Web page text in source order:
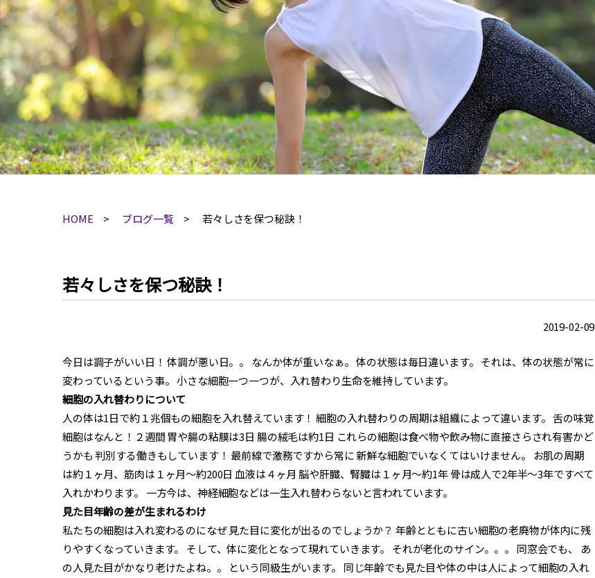
HOME ブログ一覧 若々しさを保つ秘訣！
若々しさを保つ秘訣！
2019-02-09
今日は調子がいい日！ 体調が悪い日。。 なんか体が重いなぁ。 体の状態は毎日違います。 それは、体の状態が常に
変わっているという事。 小さな細胞一つ一つが、入れ替わり生命を維持しています。
細胞の入れ替わりについて
人の体は1日で約１兆個もの細胞を入れ替えています！ 細胞の入れ替わりの周期は組織によって違います。 舌の味覚
細胞はなんと！２週間 胃や腸の粘膜は3日 腸の絨毛は約1日 これらの細胞は食べ物や飲み物に直接さらされ有害かど
うかも 判別する働きもしています！ 最前線で激務ですから常に 新鮮な細胞でいなくてはいけません。 お肌の周期
は約１ヶ月、筋肉は１ヶ月〜約200日 血液は４ヶ月 脳や肝臓、腎臓は１ヶ月〜約1年 骨は成人で2年半〜3年ですべて
入れかわります。 一方今は、神経細胞などは一生入れ替わらないと言われています。
見た目年齢の差が生まれるわけ
私たちの細胞は入れ変わるのになぜ 見た目に変化が出るのでしょうか？ 年齢とともに古い細胞の老廃物が体内に残
りやすくなっていきます。 そして、体に変化となって現れていきます。 それが老化のサイン。。。 同窓会でも、 あ
の人見た目がかなり老けたよね。。 という同級生がいます。 同じ年齢でも見た目や体の中は人によって細胞の入れ